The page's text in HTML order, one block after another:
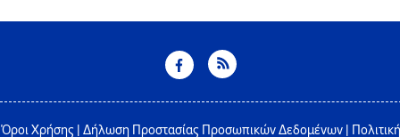
Όροι Χρήσης Δήλωση Προστασίας Προσωπικών Δεδομένων Πολιτική